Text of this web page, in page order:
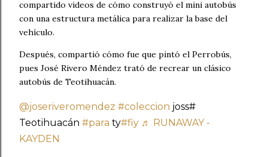
compartido videos de cómo construyó el mini autobús
con una estructura metálica para realizar la base del
vehículo.
Después, compartió cómo fue que pintó el Perrobús,
pues José Rivero Méndez trató de recrear un clásico
autobús de Teotihuacán.
@joseriveromendez #coleccion joss#
Teotihuacán #para ty#fiy ♬ RUNAWAY -
KAYDEN